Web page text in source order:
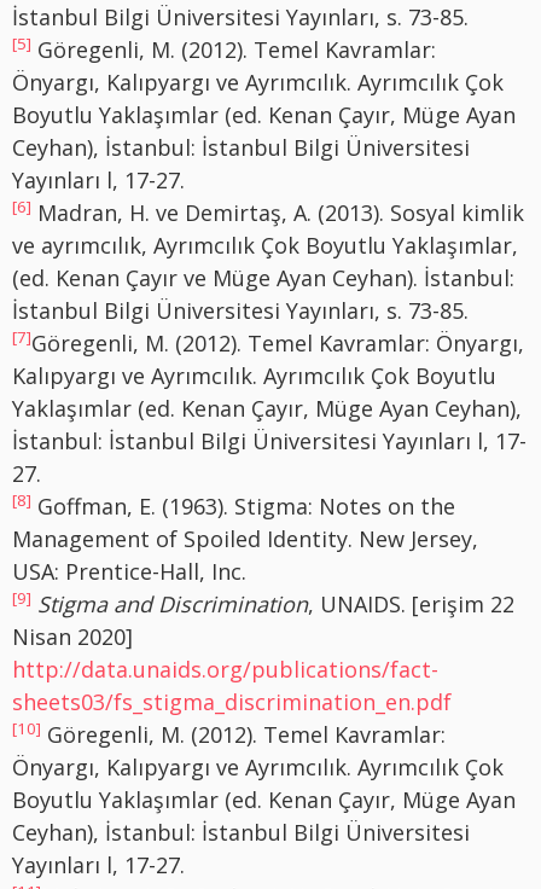
İstanbul Bilgi Üniversitesi Yayınları, s. 73-85.
[5] Göregenli, M. (2012). Temel Kavramlar:
Önyargı, Kalıpyargı ve Ayrımcılık. Ayrımcılık Çok
Boyutlu Yaklaşımlar (ed. Kenan Çayır, Müge Ayan
Ceyhan), İstanbul: İstanbul Bilgi Üniversitesi
Yayınları l, 17-27.
[6] Madran, H. ve Demirtaş, A. (2013). Sosyal kimlik
ve ayrımcılık, Ayrımcılık Çok Boyutlu Yaklaşımlar,
(ed. Kenan Çayır ve Müge Ayan Ceyhan). İstanbul:
İstanbul Bilgi Üniversitesi Yayınları, s. 73-85.
[7]Göregenli, M. (2012). Temel Kavramlar: Önyargı,
Kalıpyargı ve Ayrımcılık. Ayrımcılık Çok Boyutlu
Yaklaşımlar (ed. Kenan Çayır, Müge Ayan Ceyhan),
İstanbul: İstanbul Bilgi Üniversitesi Yayınları l, 17-
27.
[8] Goffman, E. (1963). Stigma: Notes on the
Management of Spoiled Identity. New Jersey,
USA: Prentice-Hall, Inc.
[9] Stigma and Discrimination, UNAIDS. [erişim 22
Nisan 2020]
http://data.unaids.org/publications/fact-
sheets03/fs_stigma_discrimination_en.pdf
[10] Göregenli, M. (2012). Temel Kavramlar:
Önyargı, Kalıpyargı ve Ayrımcılık. Ayrımcılık Çok
Boyutlu Yaklaşımlar (ed. Kenan Çayır, Müge Ayan
Ceyhan), İstanbul: İstanbul Bilgi Üniversitesi
Yayınları l, 17-27.